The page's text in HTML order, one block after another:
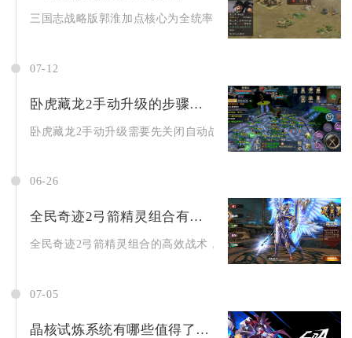
三国志战略版郭淮加点核心为全统率或全智力，带藤甲兵走全
07-12
卧虎藏龙2手动升级的步骤是什么
卧虎藏龙2手动升级需要先关闭自动战斗、自动寻路辅助功能，
06-26
全民奇迹2弓箭精灵组合有哪些高效战术
全民奇迹2弓箭精灵组合的高效战术，核心围绕强化恶魔领衔的
07-05
晶核试炼系统有哪些值得了解的玩法